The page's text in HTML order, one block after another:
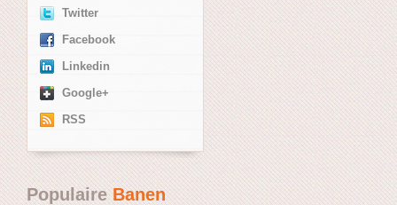
Twitter
Facebook
Linkedin
Google+
RSS
PopulaireBanen